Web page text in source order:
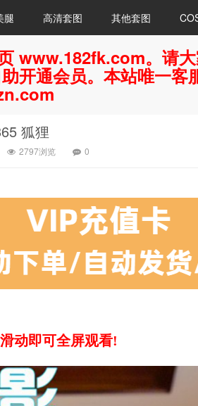
腿 高清套图 其他套图
www.182fk.com。请
开通会员。本站唯一
狐狸
2797浏览 0
动即可全屏观看!